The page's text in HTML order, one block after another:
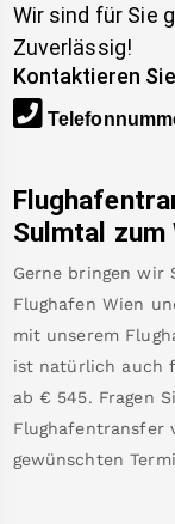
Wir sind für Sie
Zuverlässig!
Kontaktieren
Sulmtal zum
Gerne bringen wir
Flughafen Wien
mit unserem
ist natürlich auch
ab € 545. Fragen
Flughafentransfer
gewünschten